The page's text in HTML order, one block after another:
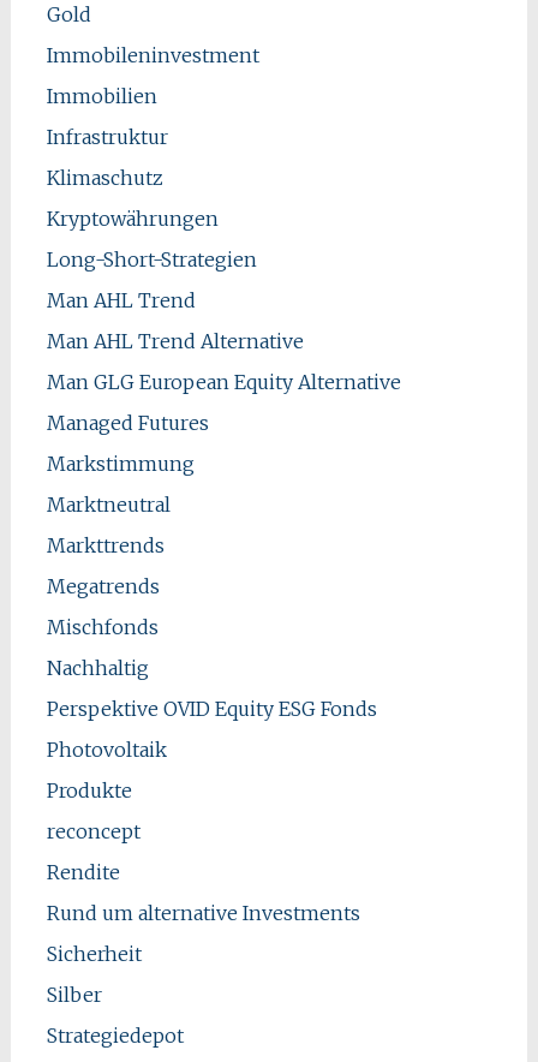
Gold
Immobileninvestment
Immobilien
Infrastruktur
Klimaschutz
Kryptowährungen
Long-Short-Strategien
Man AHL Trend
Man AHL Trend Alternative
Man GLG European Equity Alternative
Managed Futures
Markstimmung
Marktneutral
Markttrends
Megatrends
Mischfonds
Nachhaltig
Perspektive OVID Equity ESG Fonds
Photovoltaik
Produkte
reconcept
Rendite
Rund um alternative Investments
Sicherheit
Silber
Strategiedepot